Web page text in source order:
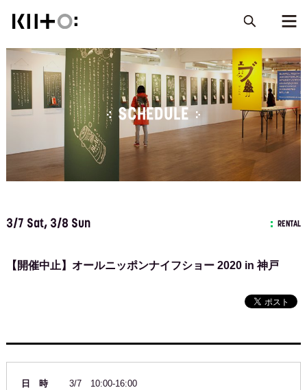
SCHEDULE
3/7 Sat, 3/8 Sun RENTAL
【開催中止】オールニッポンナイフショー 2020 in 神戸
日 時
3/7 10:00-16:00